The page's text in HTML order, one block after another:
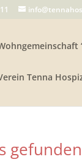
Tenna
gefunden